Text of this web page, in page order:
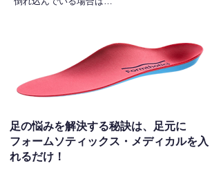
足の悩みを解決する秘訣は、足元に
フォームソティックス・メディカルを入
れるだけ！